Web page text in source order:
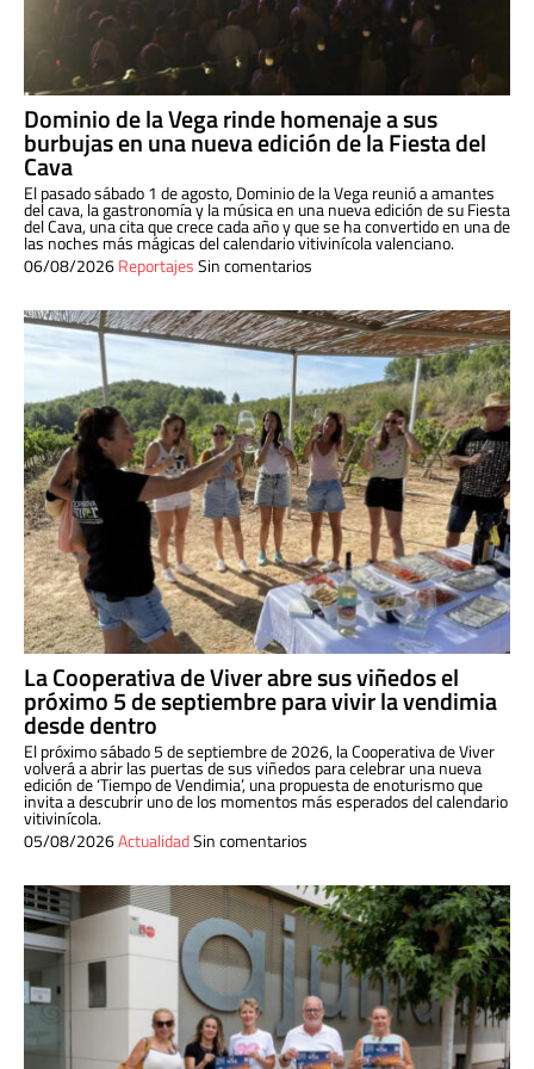
Dominio de la Vega rinde homenaje a sus
burbujas en una nueva edición de la Fiesta del
Cava
El pasado sábado 1 de agosto, Dominio de la Vega reunió a amantes
del cava, la gastronomía y la música en una nueva edición de su Fiesta
del Cava, una cita que crece cada año y que se ha convertido en una de
las noches más mágicas del calendario vitivinícola valenciano.
06/08/2026ReportajesSin comentarios
La Cooperativa de Viver abre sus viñedos el
próximo 5 de septiembre para vivir la vendimia
desde dentro
El próximo sábado 5 de septiembre de 2026, la Cooperativa de Viver
volverá a abrir las puertas de sus viñedos para celebrar una nueva
edición de ‘Tiempo de Vendimia’, una propuesta de enoturismo que
invita a descubrir uno de los momentos más esperados del calendario
vitivinícola.
05/08/2026ActualidadSin comentarios